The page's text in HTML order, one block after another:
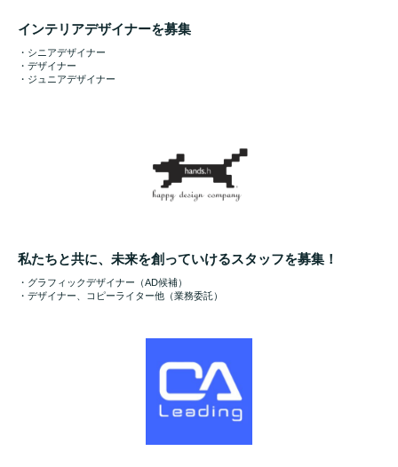
インテリアデザイナーを募集
・シニアデザイナー
・デザイナー
・ジュニアデザイナー
私たちと共に、未来を創っていけるスタッフを募集！
・グラフィックデザイナー（AD候補）
・デザイナー、コピーライター他（業務委託）